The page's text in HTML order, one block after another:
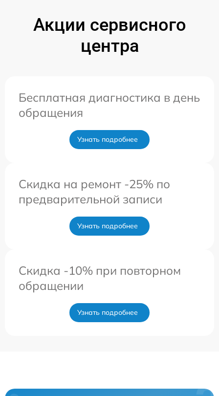
Акции сервисного
центра
Бесплатная диагностика в день
обращения
Узнать подробнее
Скидка на ремонт -25% по
предварительной записи
Узнать подробнее
Скидка -10% при повторном
обращении
Узнать подробнее